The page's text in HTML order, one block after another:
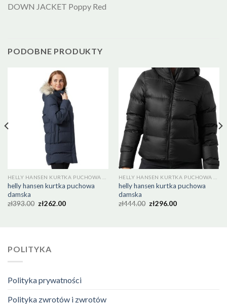
DOWN JACKET Poppy Red
PODOBNE PRODUKTY
helly hansen kurtka puchowa
damska
zł393.00 zł262.00
helly hansen kurtka puchowa
damska
zł444.00 zł296.00
POLITYKA
Polityka prywatności
Polityka zwrotów i zwrotów